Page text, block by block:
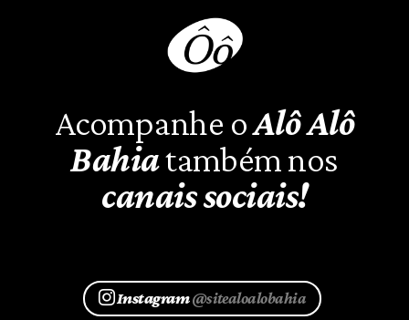
Acompanhe oAlô Alô
Bahiatambém nos
canais sociais!
Instagram@sitealoalobahia